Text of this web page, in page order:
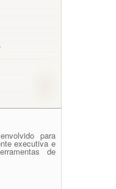
para
executiva e
de